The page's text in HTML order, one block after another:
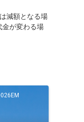
減額となる場
金が変わる場